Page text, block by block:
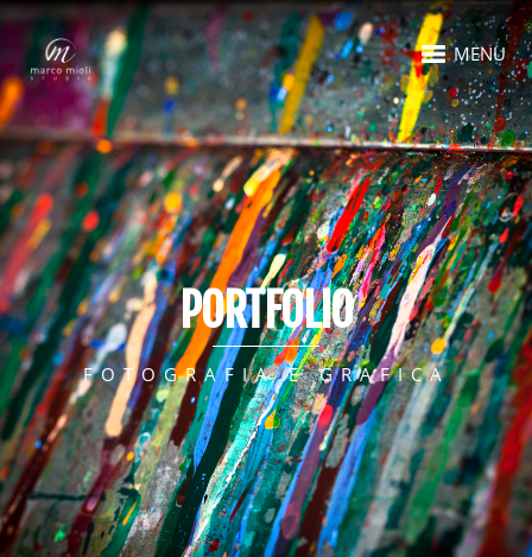
MENU
PORTFOLIO
FOTOGRAFIA E GRAFICA